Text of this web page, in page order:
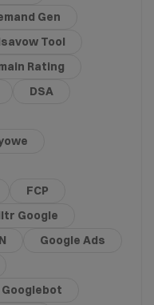
Gen
Tool
Rating
DSA
FCP
Google
Google Ads
Googlebot